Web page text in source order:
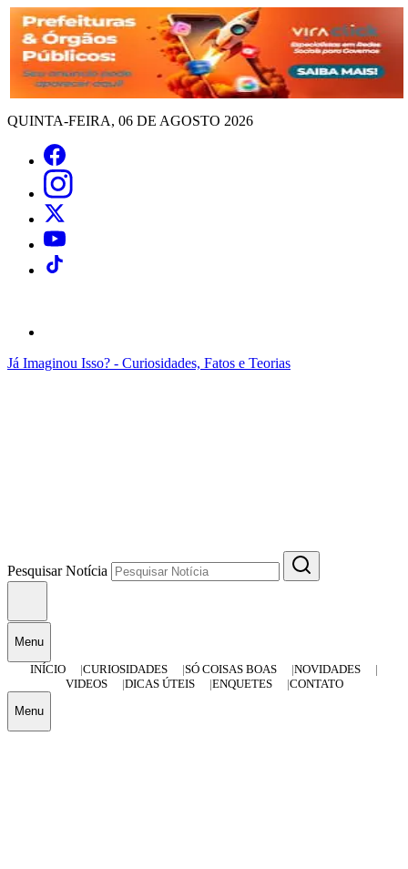
QUINTA-FEIRA, 06 DE AGOSTO 2026
Já Imaginou Isso? - Curiosidades, Fatos e Teorias
Pesquisar Notícia
Menu
INÍCIO
CURIOSIDADES SÓ COISAS BOAS
NOVIDADES
VIDEOS
DICAS ÚTEIS ENQUETES CONTATO
Menu